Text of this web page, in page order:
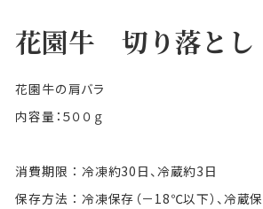
花園牛 切り落とし
花園牛の肩バラ
内容量：５００ｇ
消費期限 ： 冷凍約30日、冷蔵約3日
保存方法 ： 冷凍保存（－18℃以下）、冷蔵